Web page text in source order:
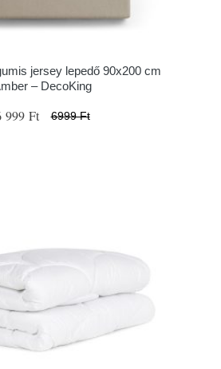
jersey lepedő 90x200 cm
– DecoKing
999 Ft 6999 Ft